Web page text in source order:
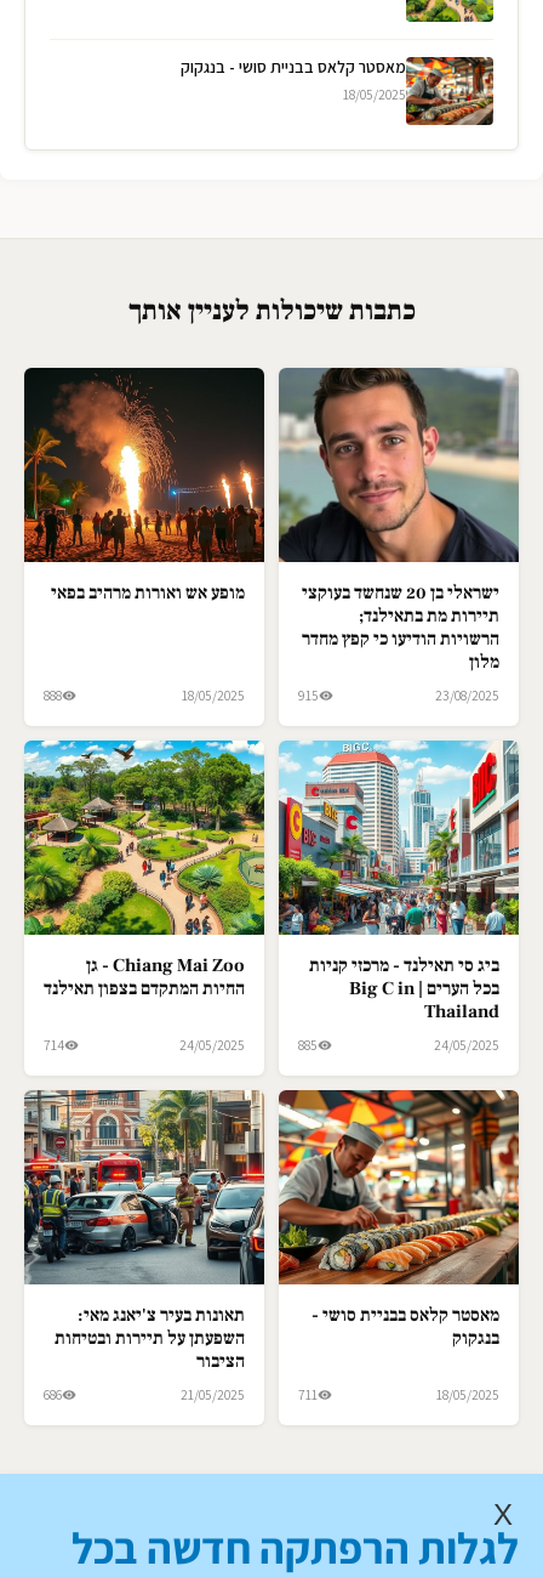
מאסטר קלאס בבניית סושי - בנגקוק
18/05/2025
כתבות שיכולות לעניין אותך
ישראלי בן 20 שנחשד בעוקצי
תיירות מת בתאילנד;
הרשויות הודיעו כי קפץ מחדר
מלון
23/08/2025
915
מופע אש ואורות מרהיב בפאי
18/05/2025
888
ביג סי תאילנד - מרכזי קניות
בכל הערים | Big C in
Thailand
24/05/2025
885
Chiang Mai Zoo - גן
החיות המתקדם בצפון תאילנד
24/05/2025
714
מאסטר קלאס בבניית סושי -
בנגקוק
18/05/2025
711
תאונות בעיר צ'יאנג מאי:
השפעתן על תיירות ובטיחות
הציבור
21/05/2025
686
X
לגלות הרפתקה חדשה בכל